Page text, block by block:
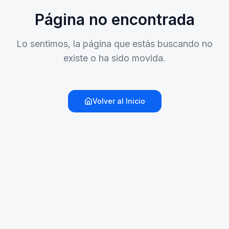
Página no encontrada
Lo sentimos, la página que estás buscando no
existe o ha sido movida.
Volver al Inicio